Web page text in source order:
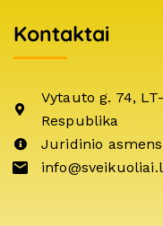
Kontaktai
Vytauto g. 74,
Respublika
Juridinio asmens